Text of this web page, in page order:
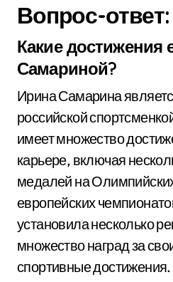
Вопрос-ответ:
Какие достижения
Самариной?
Ирина Самарина
российской
имеет множество
карьере, включая
медалей на
европейских
установила несколько
множество наград за
спортивные достижения.